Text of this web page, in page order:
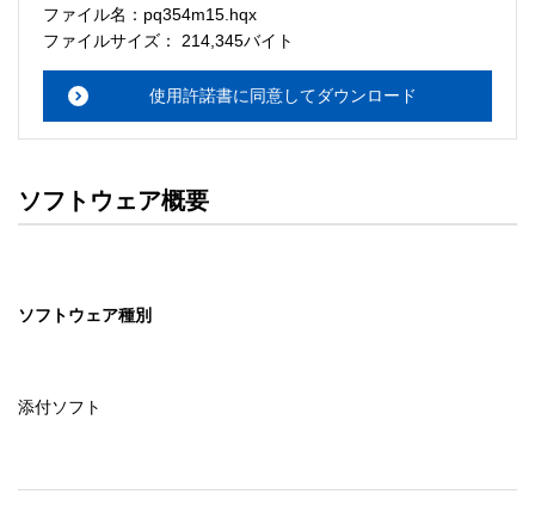
ファイル名：pq354m15.hqx
ファイルサイズ： 214,345バイト
使用許諾書に同意してダウンロード
ソフトウェア概要
ソフトウェア種別
添付ソフト